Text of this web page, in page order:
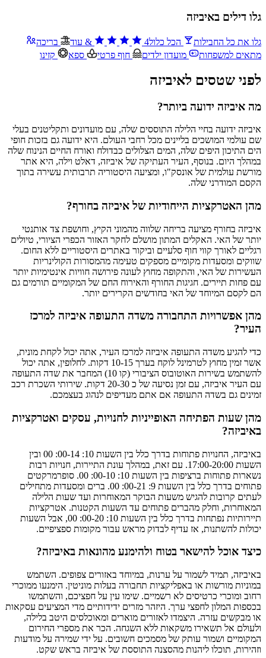
גלו דילים באיביזה
גלו את כל החבילות הכל כלול4
& עוד
בריכה
מתאים למשפחות
מועדון ילדים חוף פרטי ספא קזינו
לפני שטסים לאיביזה
מה איביזה ידועה ביותר?
איביזה ידועה בחיי הלילה התוססים שלה, עם מועדונים ותקליטנים בעלי
שם עולמי המושכים בליינים מכל רחבי העולם. היא ידועה גם בזכות חופי
הים התיכון היפים שלה, המים הצלולים כבדולח ואורח החיים הנינוח שלה
במהלך היום. בנוסף, העיר העתיקה של איביזה, דאלט וילה, היא אתר
מורשת עולמית של אונסק"ו, ומציעה היסטוריה תרבותית עשירה בתוך
הקסם המודרני שלה.
מהן האטרקציות הייחודיות של איביזה בחורף?
איביזה בחורף מציעה בריחה שלווה מהמוני הקיץ, וחושפת צד אותנטי
יותר של האי. האקלים המתון מושלם לחקר האזור הכפרי הציורי, טיולים
רגליים לאורך קווי חוף סלעיים וביקור באתרים היסטוריים ללא החום.
שווקים ומסעדות מקומיים מספקים טעימה מהמסורות הקולינריות
העשירות של האי, והתקופה מחוץ לעונה פירושה חוויות אינטימיות יותר
עם פחות תיירים. חגיגות החורף והאירוח החם של המקומיים תורמים גם
הם לקסם המיוחד של האי בחודשים הקרירים יותר.
מהן אפשרויות התחבורה משדה התעופה איביזה למרכז
העיר?
כדי להגיע משדה התעופה איביזה למרכז העיר, אתה יכול לקחת מונית,
אשר זמין מחוץ לטרמינל לוקח בערך 10-15 דקות. לחלופין, אתה יכול
להשתמש בשירות האוטובוס הציבורי (קו 10) המחבר את שדה התעופה
עם העיר איביזה, עם זמן נסיעה של כ 20-30 דקות. שירותי השכרת רכב
זמינים גם בשדה התעופה אם אתם מעדיפים לנהוג בעצמכם.
מהן שעות הפתיחה האופייניות לחנויות, עסקים ואטרקציות
באיביזה?
באיביזה, החנויות פתוחות בדרך כלל בין השעות 10: 00-14: 00 ובין
השעות 17:00-20:00. עם זאת, במהלך עונת התיירות, חנויות רבות
נשארות פתוחות ברציפות בין השעות 10: 00-10: 00. סופרמרקטים
פתוחים בדרך כלל בין השעות 9: 00-21: 00. ברים ומסעדות מתחילים
לעתים קרובות להגיש משעות הבוקר המאוחרות ועד שעות הלילה
המאוחרות, וחלק מהברים פתוחים עד השעות הקטנות. אטרקציות
תיירותיות נפתחות בדרך כלל בין השעות 10: 00-20: 00, אבל השעות
יכולות להשתנות, אז עדיף לבדוק מראש עבור מקומות ספציפיים.
כיצד אוכל להישאר בטוח ולהימנע מהונאות באיביזה?
באיביזה, תמיד לשמור על ערנות, במיוחד באזורים צפופים. השתמש
במוניות מורשות או באפליקציות תחבורה בעלות מוניטין. הימנעו ממוכרי
רחוב ומוכרי כרטיסים לא רשמיים. שימו עין על חפציכם, והשתמשו
בכספות המלון לחפצי ערך. היזהר מזרים ידידותיים מדי המציעים עסקאות
או מבקשים עזרה. היצמדו לאזורים מוארים ומאוכלסים היטב בלילה,
ולעולם אל תשאירו משקאות ללא השגחה. הכר את מספרי החירום
המקומיים ושמור עותק של מסמכים חשובים. על ידי שמירה על מודעות
וזהירות, תוכלו ליהנות מהסצנה התוססת של איביזה בראש שקט.